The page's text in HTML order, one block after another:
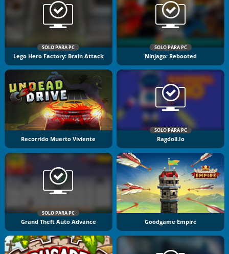
SOLO PARA PC
Lego Hero Factory: Brain Attack
SOLO PARA PC
Ninjago: Rebooted
Recorrido Muerto Viviente
SOLO PARA PC
Ragdoll.io
SOLO PARA PC
Grand Theft Auto Advance Goodgame Empire